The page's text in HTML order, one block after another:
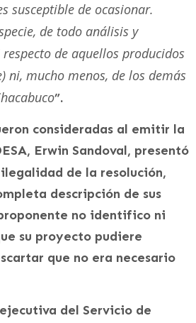
susceptible de ocasionar.
de todo análisis y
de aquellos producidos
ni, mucho menos, de los demás
”.
consideradas al emitir la
Erwin Sandoval, presentó
de la resolución,
descripción de sus
no identifico ni
su proyecto pudiere
que no era necesario
del Servicio de